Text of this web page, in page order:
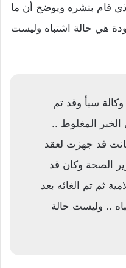
قام بنشره ويوضح أن ما
هي حالة اشتباه وليست
سبأ وقد تم
المغلوط ..
قد جهزت لعقد
الصحة وكان قد
ثم تم الغائه بعد
.. وليست حالة